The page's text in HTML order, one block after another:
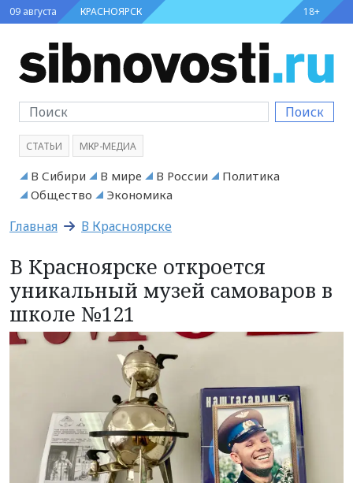
09 августа КРАСНОЯРСК 18+
Поиск
СТАТЬИ МКР-МЕДИА
В Сибири В мире В России
Политика
Общество
Экономика
Главная В Красноярске
В Красноярске откроется
уникальный музей самоваров в
школе №121